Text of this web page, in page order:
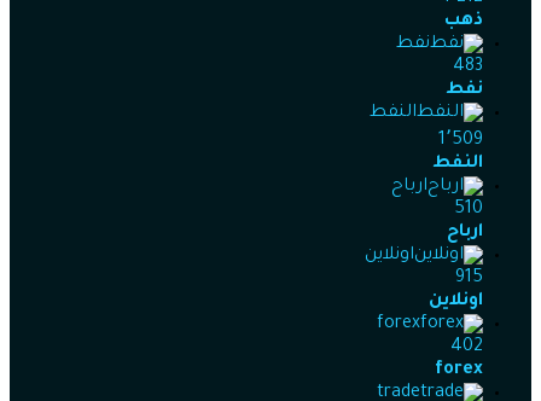
ذهب
نفط
483
نفط
النفط
1٬509
النفط
ارباح
510
ارباح
اونلاين
915
اونلاين
forex
402
forex
trade